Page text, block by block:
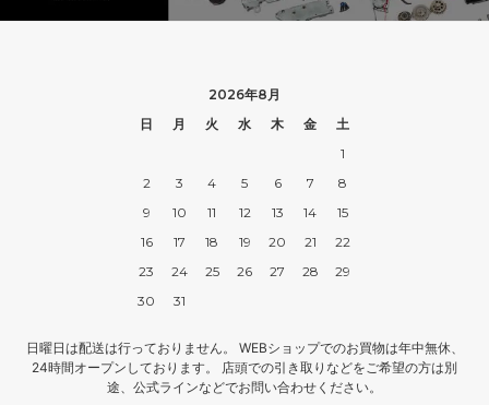
2026年8月
日
月 火 水 木 金
土
1
2
3 4 5 6 7
8
9
10 11 12 13 14
15
16
17 18 19 20 21
22
23
24 25 26 27 28
29
30
31
日曜日は配送は行っておりません。 WEBショップでのお買物は年中無休、
24時間オープンしております。 店頭での引き取りなどをご希望の方は別
途、公式ラインなどでお問い合わせください。